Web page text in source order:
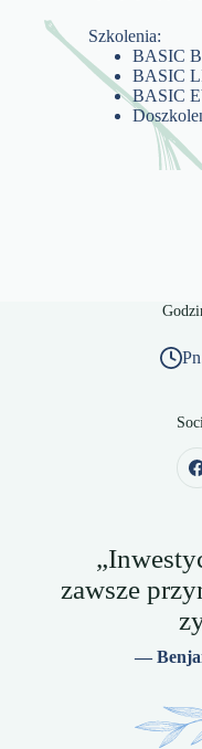
Szkolenia:
BASIC
BASIC
BASIC
zawsze
—